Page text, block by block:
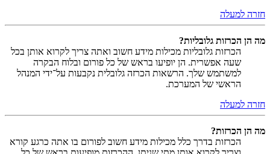
חזרה למעלה
מה הן הכרזות גלובליות?
הכרזות גלובליות מכילות מידע חשוב ואתה צריך לקרוא אותן בכל
שעה אפשרית. הן יופיעו בראש של כל פורום ובלוח הבקרה
למשתמש שלך. הרשאות הכרזה גלובלית נקבעות על־ידי המנהל
הראשי של המערכת.
חזרה למעלה
מה הן הכרזות?
הכרזות בדרך כלל מכילות מידע חשוב לפורום בו אתה כרגע קורא